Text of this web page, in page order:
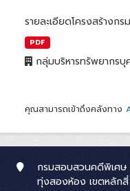
รายละเอียดโครงสร้างก
PDF
กลุ่มบริหารทรัพยากร
คุณสามารถเข้าถึงคลังทาง
กรมสอบสวนคดีพิเศ
ทุ่งสองห้อง เขตหลัก